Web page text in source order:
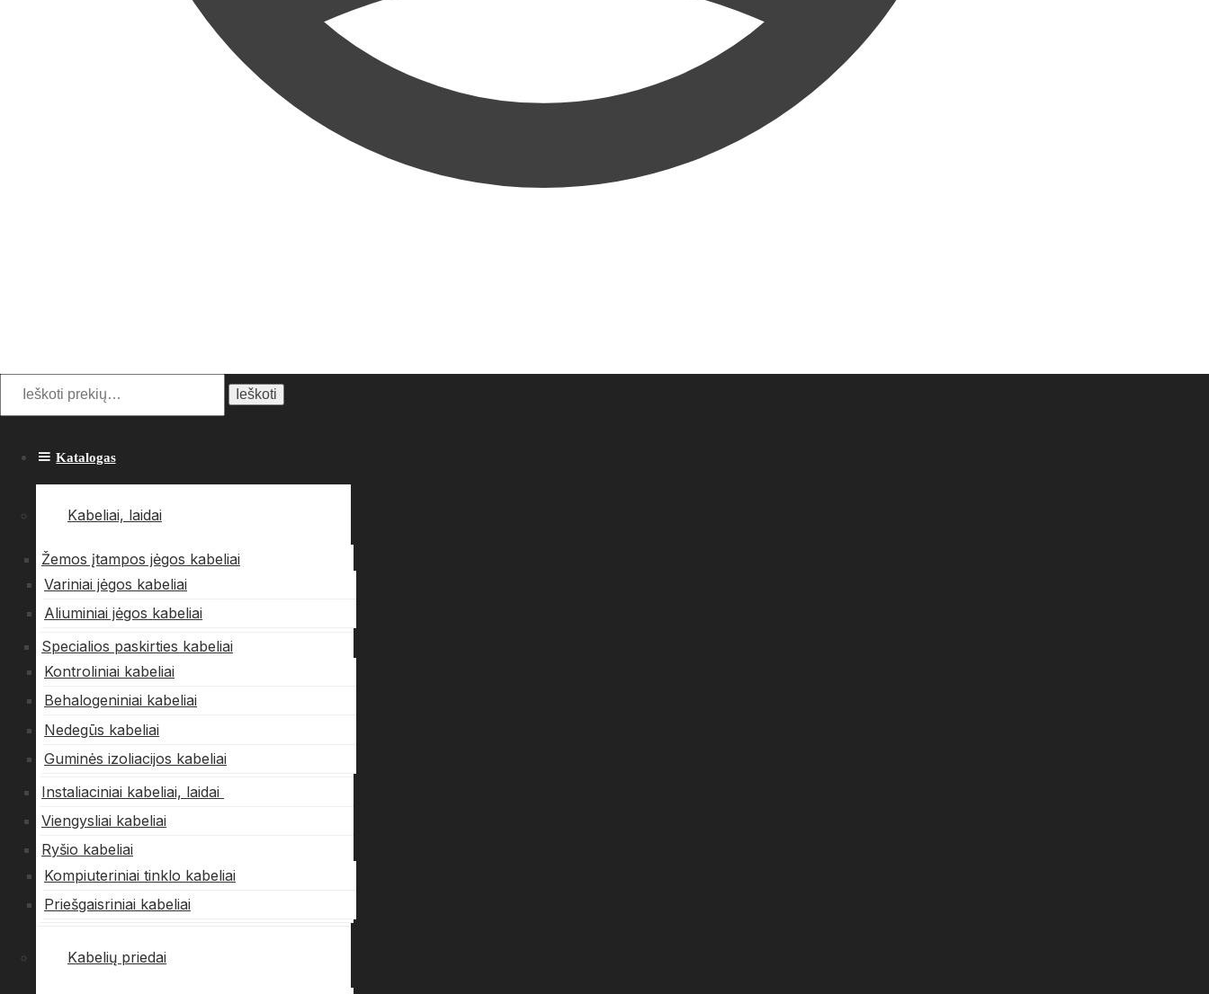
Ieškoti:
Ieškoti
Katalogas
Kabeliai, laidai
Žemos įtampos jėgos kabeliai
Variniai jėgos kabeliai
Aliuminiai jėgos kabeliai
Specialios paskirties kabeliai
Kontroliniai kabeliai
Behalogeniniai kabeliai
Nedegūs kabeliai
Guminės izoliacijos kabeliai
Instaliaciniai kabeliai, laidai
Viengysliai kabeliai
Ryšio kabeliai
Kompiuteriniai tinklo kabeliai
Priešgaisriniai kabeliai
Kabelių priedai